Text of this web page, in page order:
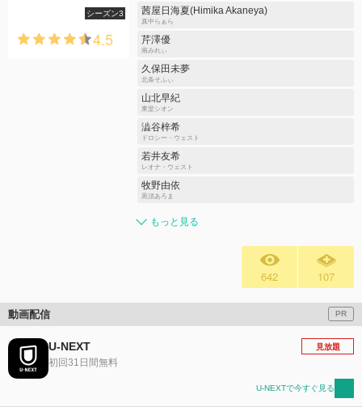
シーズン3
4.5
茜屋日海夏(Himika Akaneya)
真中らぁら
芹澤優
南みれぃ
久保田未夢
北条そふぃ
山北早紀
東堂シオン
澁谷梓希
ドロシー・ウェスト
若井友希
レオナ・ウェスト
牧野由依
黒須あろま
もっと見る
642 107
動画配信 PR
U-NEXT
初回31日間無料
見放題
U-NEXTで今すぐ見る